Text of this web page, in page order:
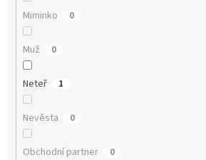
Miminko 0
Muž 0
Neteř 1
Nevěsta 0
Obchodní partner 0